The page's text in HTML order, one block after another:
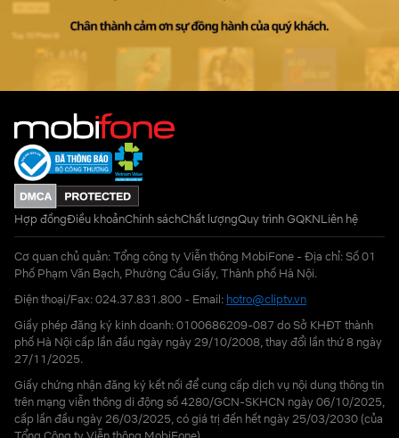
Hợp đồngĐiều khoảnChính sáchChất lượngQuy trình GQKNLiên hệ
Cơ quan chủ quản: Tổng công ty Viễn thông MobiFone - Địa chỉ: Số 01
Phố Phạm Văn Bạch, Phường Cầu Giấy, Thành phố Hà Nội.
Điện thoại/Fax: 024.37.831.800 - Email: hotro@cliptv.vn
Giấy phép đăng ký kinh doanh: 0100686209-087 do Sở KHĐT thành
phố Hà Nội cấp lần đầu ngày ngày 29/10/2008, thay đổi lần thứ 8 ngày
27/11/2025.
Giấy chứng nhận đăng ký kết nối để cung cấp dịch vụ nội dung thông tin
trên mạng viễn thông di động số 4280/GCN-SKHCN ngày 06/10/2025,
cấp lần đầu ngày 26/03/2025, có giá trị đến hết ngày 25/03/2030 (của